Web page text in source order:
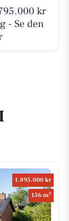
kr
- Se den
1.895.000 kr
156 m2